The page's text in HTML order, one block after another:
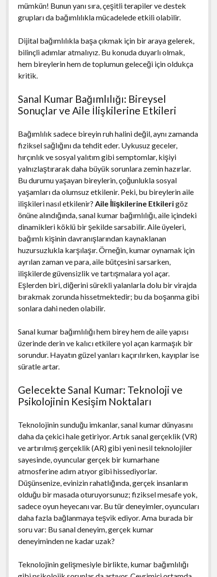
mümkün! Bunun yanı sıra, çeşitli terapiler ve destek
grupları da bağımlılıkla mücadelede etkili olabilir.
Dijital bağımlılıkla başa çıkmak için bir araya gelerek,
bilinçli adımlar atmalıyız. Bu konuda duyarlı olmak,
hem bireylerin hem de toplumun geleceği için oldukça
kritik.
Sanal Kumar Bağımlılığı: Bireysel
Sonuçlar ve Aile İlişkilerine Etkileri
Bağımlılık sadece bireyin ruh halini değil, aynı zamanda
fiziksel sağlığını da tehdit eder. Uykusuz geceler,
hırçınlık ve sosyal yalıtım gibi semptomlar, kişiyi
yalnızlaştırarak daha büyük sorunlara zemin hazırlar.
Bu durumu yaşayan bireylerin, çoğunlukla sosyal
yaşamları da olumsuz etkilenir. Peki, bu bireylerin aile
ilişkileri nasıl etkilenir? Aile İlişkilerine Etkilerigöz
önüne alındığında, sanal kumar bağımlılığı, aile içindeki
dinamikleri köklü bir şekilde sarsabilir. Aile üyeleri,
bağımlı kişinin davranışlarından kaynaklanan
huzursuzlukla karşılaşır. Örneğin, kumar oynamak için
ayrılan zaman ve para, aile bütçesini sarsarken,
ilişkilerde güvensizlik ve tartışmalara yol açar.
Eşlerden biri, diğerini sürekli yalanlarla dolu bir virajda
bırakmak zorunda hissetmektedir; bu da boşanma gibi
sonlara dahi neden olabilir.
Sanal kumar bağımlılığı hem birey hem de aile yapısı
üzerinde derin ve kalıcı etkilere yol açan karmaşık bir
sorundur. Hayatın güzel yanları kaçırılırken, kayıplar ise
süratle artar.
Gelecekte Sanal Kumar: Teknoloji ve
Psikolojinin Kesişim Noktaları
Teknolojinin sunduğu imkanlar, sanal kumar dünyasını
daha da çekici hale getiriyor. Artık sanal gerçeklik (VR)
ve artırılmış gerçeklik (AR) gibi yeni nesil teknolojiler
sayesinde, oyuncular gerçek bir kumarhane
atmosferine adım atıyor gibi hissediyorlar.
Düşünsenize, evinizin rahatlığında, gerçek insanların
olduğu bir masada oturuyorsunuz; fiziksel mesafe yok,
sadece oyun heyecanı var. Bu tür deneyimler, oyuncuları
daha fazla bağlanmaya teşvik ediyor. Ama burada bir
soru var: Bu sanal deneyim, gerçek kumar
deneyiminden ne kadar uzak?
Teknolojinin gelişmesiyle birlikte, kumar bağımlılığı